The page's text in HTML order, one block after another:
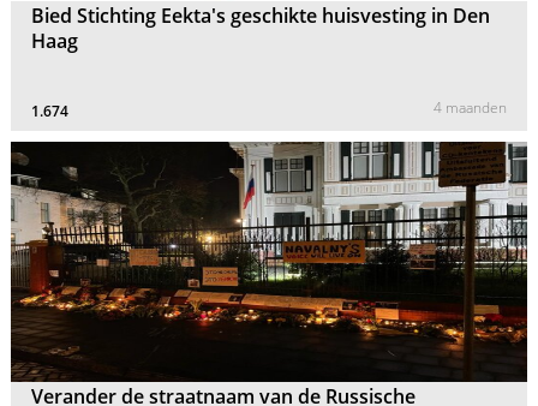
Bied Stichting Eekta's geschikte huisvesting in Den
Haag
1.674 4 maanden
Verander de straatnaam van de Russische